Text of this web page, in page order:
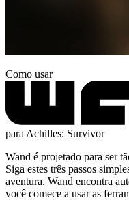
Como usar
para Achilles: Survivor
Wand é projetado para ser
Siga estes três passos
aventura. Wand encontra
você comece a usar as